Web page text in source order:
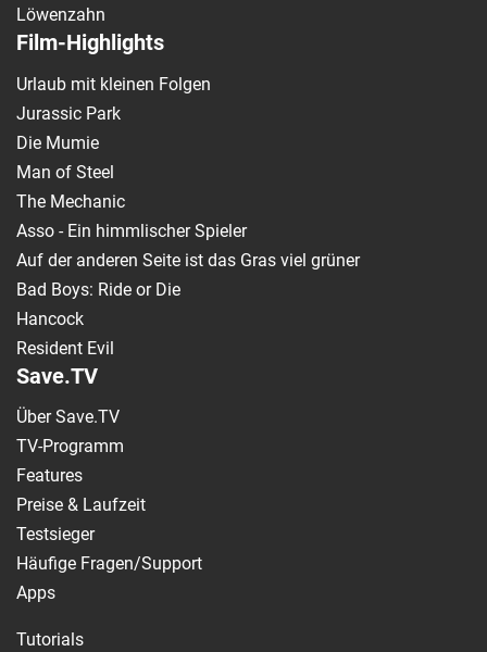
Löwenzahn
Film-Highlights
Urlaub mit kleinen Folgen
Jurassic Park
Die Mumie
Man of Steel
The Mechanic
Asso - Ein himmlischer Spieler
Auf der anderen Seite ist das Gras viel grüner
Bad Boys: Ride or Die
Hancock
Resident Evil
Save.TV
Über Save.TV
TV-Programm
Features
Preise & Laufzeit
Testsieger
Häufige Fragen/Support
Apps
Tutorials